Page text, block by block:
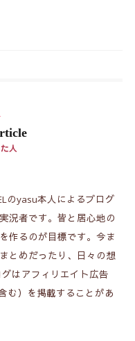
人
のyasu本人によるブログ
況者です。皆と居心地の
作るのが目標です。今ま
とめだったり、日々の想
はアフィリエイト広告
む）を掲載することがあ